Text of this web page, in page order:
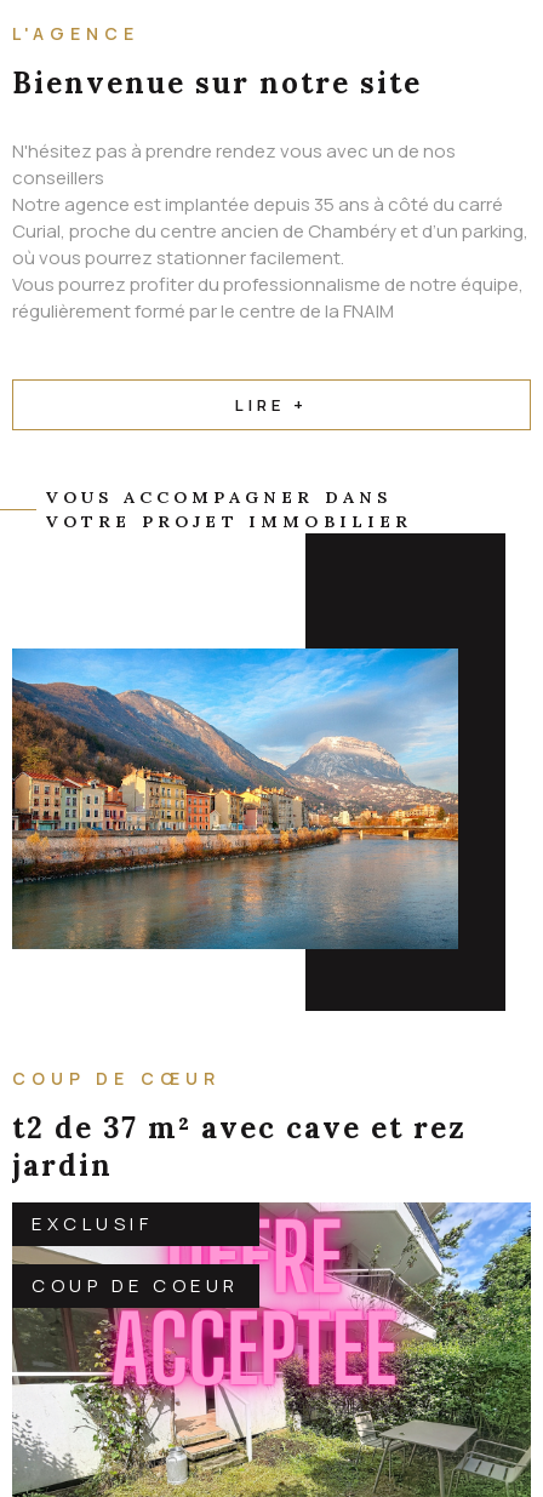
L'AGENCE
Bienvenue sur notre site
N'hésitez pas à prendre rendez vous avec un de nos
conseillers
Notre agence est implantée depuis 35 ans à côté du carré
Curial, proche du centre ancien de Chambéry et d’un parking,
où vous pourrez stationner facilement.
Vous pourrez profiter du professionnalisme de notre équipe,
régulièrement formé par le centre de la FNAIM
LIRE +
VOUS ACCOMPAGNER DANS
VOTRE PROJET IMMOBILIER
COUP DE CŒUR
t2 de 37 m² avec cave et rez
jardin
EXCLUSIF
COUP DE COEUR